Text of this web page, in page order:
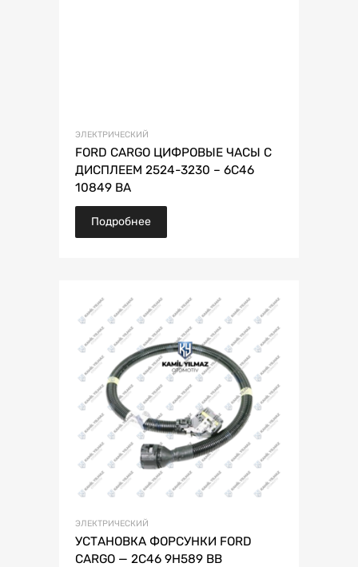
ЭЛЕКТРИЧЕСКИЙ
FORD CARGO ЦИФРОВЫЕ ЧАСЫ С
ДИСПЛЕЕМ 2524-3230 – 6C46
10849 BA
Подробнее
ЭЛЕКТРИЧЕСКИЙ
УСТАНОВКА ФОРСУНКИ FORD
CARGO — 2C46 9H589 BB